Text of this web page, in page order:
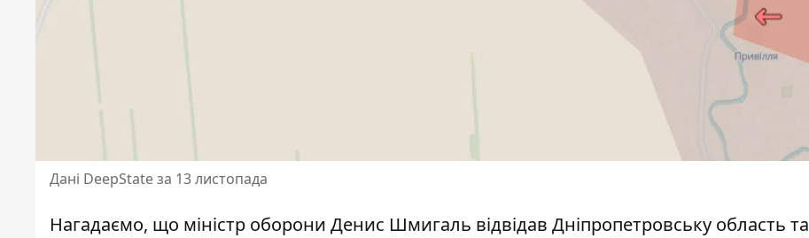
Дані DeepState за 13 листопада
Нагадаємо, що міністр оборони Денис Шмигаль відвідав Дніпропетровську область та